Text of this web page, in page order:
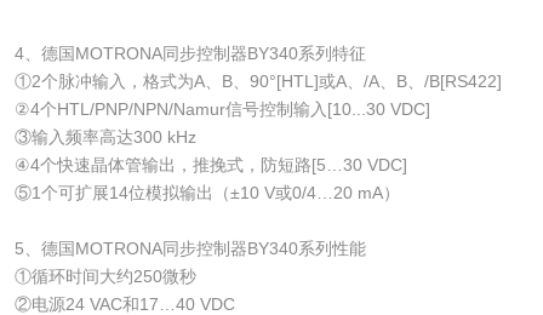
4、德国MOTRONA同步控制器BY340系列特征
①2个脉冲输入，格式为A、B、90°[HTL]或A、/A、B、/B[RS422]
②4个HTL/PNP/NPN/Namur信号控制输入[10...30 VDC]
③输入频率高达300 kHz
④4个快速晶体管输出，推挽式，防短路[5…30 VDC]
⑤1个可扩展14位模拟输出（±10 V或0/4…20 mA）
5、德国MOTRONA同步控制器BY340系列性能
①循环时间大约250微秒
②电源24 VAC和17…40 VDC